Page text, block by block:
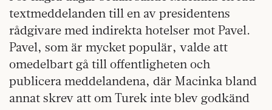
textmeddelanden till en av presidentens
rådgivare med indirekta hotelser mot Pavel.
Pavel, som är mycket populär, valde att
omedelbart gå till offentligheten och
publicera meddelandena, där Macinka bland
annat skrev att om Turek inte blev godkänd